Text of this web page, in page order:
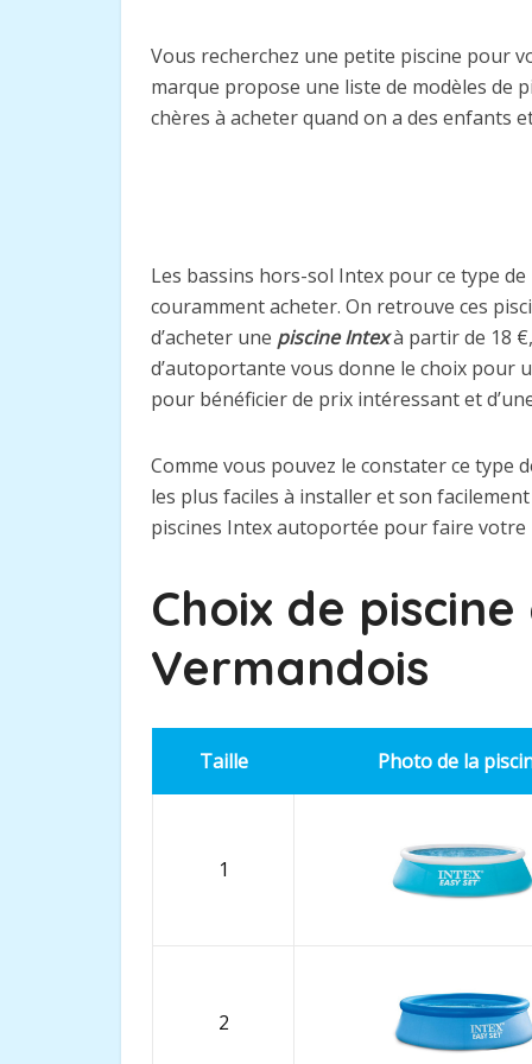
Vous recherchez une petite piscine pour
marque propose une liste de modèles de
chères à acheter quand on a des enfants
Les bassins hors-sol Intex pour ce type
couramment acheter. On retrouve ces
d’acheter une piscine Intexà partir de 18
d’autoportante vous donne le choix pour
pour bénéficier de prix intéressant et
Comme vous pouvez le constater ce type
les plus faciles à installer et son
piscines Intex autoportée pour faire votre
Choix de
Vermandois
Taille Photo de la
1
2